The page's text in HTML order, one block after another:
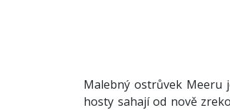
Malebný ostrůvek Meeru
hosty sahají od nově